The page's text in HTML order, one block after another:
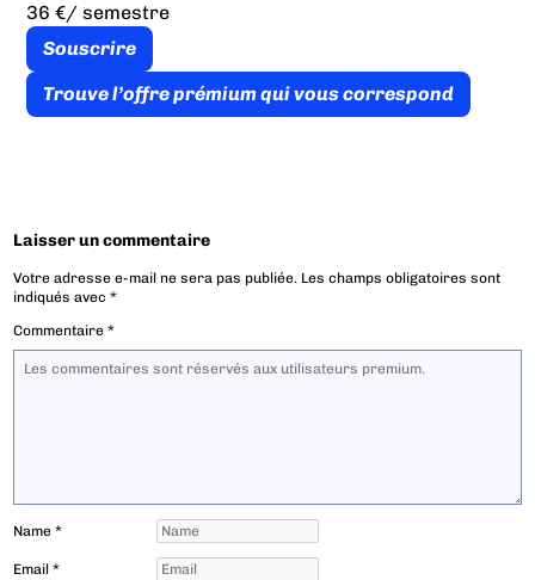
36 €/ semestre
Souscrire
Trouve l’offre prémium qui vous correspond
Laisser un commentaire
Votre adresse e-mail ne sera pas publiée. Les champs obligatoires sont
indiqués avec*
Commentaire*
Name*
Email*